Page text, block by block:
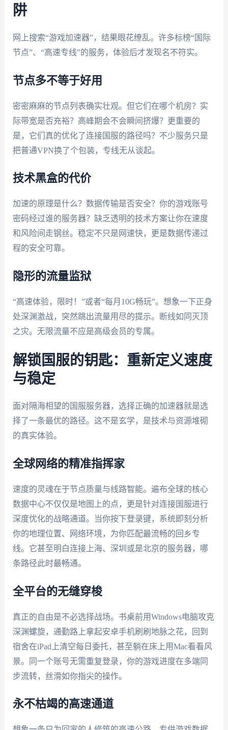
阱
网上搜索“游戏加速器”，结果眼花缭乱。许多标榜“国际
节点”、“高速专线”的服务，体验后才发现名不符实。
节点多不等于好用
密密麻麻的节点列表确实壮观。但它们在哪个机房？实
际带宽是否充裕？高峰期会不会瞬间挤爆？更重要的
是，它们真的优化了连接国服的路径吗？不少服务只是
把普通VPN换了个包装，专线无从谈起。
技术黑盒的代价
加速的原理是什么？数据传输是否安全？你的游戏账号
密码经过谁的服务器？缺乏透明的技术方案让你在速度
和风险间走钢丝。稳定不只是网速快，更是数据传递过
程的安全可靠。
隐形的流量监狱
“高速体验，限时！”或者“每月10G畅玩”。想象一下正身
处深渊激战，突然跳出流量用尽的提示。断线如同灭顶
之灾。无限流量不应是高级会员的专属。
解锁国服的钥匙：重新定义速度
与稳定
面对隔海相望的国服服务器，选择正确的加速器就是选
择了一条最优的路径。这不是玄学，是技术与资源堆砌
的真实体验。
全球网络的精准指挥家
速度的灵魂在于节点质量与线路智能。遍布全球的核心
数据中心不仅仅是地图上的点，更是针对连接国服进行
深度优化的战略通道。当你按下登录键，系统即刻分析
你的地理位置、网络环境，为你匹配最流畅的回乡专
线。它甚至明白连接上海、深圳或是北京的服务器，哪
条路径此时最畅通。
全平台的无缝穿梭
真正的自由是不必选择战场。书桌前用Windows电脑攻克
深渊螺旋，通勤路上拿起安卓手机刷刷地脉之花，回到
宿舍在iPad上清空每日委托，甚至躺在床上用Mac看看风
景。同一个账号无需重复登录，你的游戏进度在多端同
步流转，丝滑如你指尖的操作。
永不枯竭的高速通道